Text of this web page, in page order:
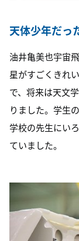
天体少年だっ
油井亀美也宇宙
星がすごくきれ
で、将来は天文
りました。学生
学校の先生にい
ていました。